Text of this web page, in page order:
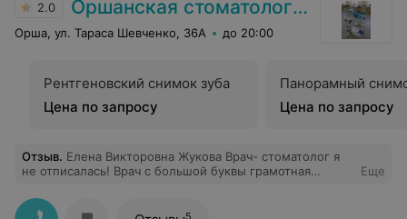
2.0 Оршанская стоматологическая поликлиника
Орша, ул. Тараса Шевченко, 36А до 20:00
Рентгеновский снимок зуба
Цена по запросу
Панорамный
Цена по запросу
Отзыв. Елена Викторовна Жукова Врач- стоматолог я
не отписалась! Врач с большой буквы грамотная
выбирала стоматолога зубы у меня проблемные..
Горжусь что у нас в Орше есть такие
Еще
5